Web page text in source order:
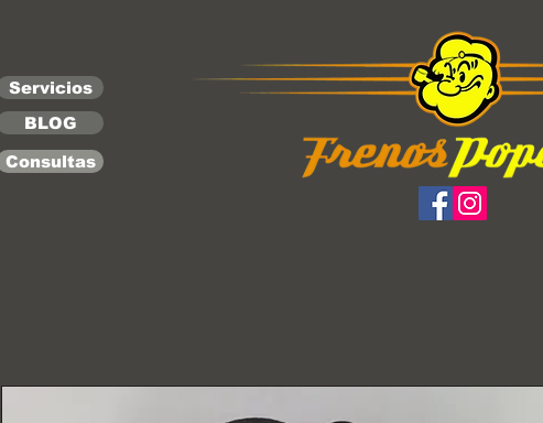
Servicios
BLOG
Consultas